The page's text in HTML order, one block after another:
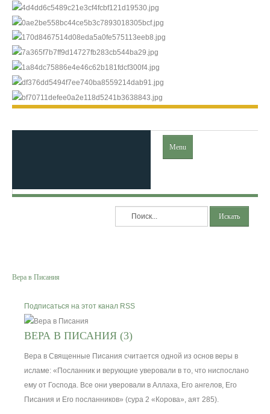
Menu
Хадисы
Форум
Контакты
Искать
Вера в Писания
Подписаться на этот канал RSS
ВЕРА В ПИСАНИЯ (3)
Вера в Священные Писания считается одной из основ веры в
исламе: «Посланник и верующие уверовали в то, что ниспослано
ему от Господа. Все они уверовали в Аллаха, Его ангелов, Его
Писания и Его посланников» (сура 2 «Корова», аят 285).